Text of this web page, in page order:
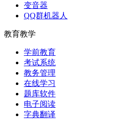
变音器
QQ群机器人
教育教学
学前教育
考试系统
教务管理
在线学习
题库软件
电子阅读
字典翻译